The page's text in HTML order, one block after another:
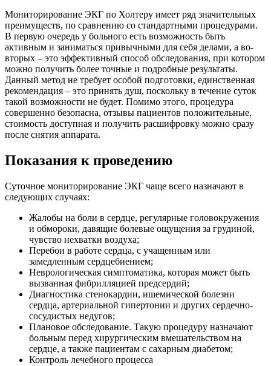
Мониторирование ЭКГ по Холтеру имеет ряд значительных
преимуществ, по сравнению со стандартными процедурами.
В первую очередь у больного есть возможность быть
активным и заниматься привычными для себя делами, а во-
вторых – это эффективный способ обследования, при котором
можно получить более точные и подробные результаты.
Данный метод не требует особой подготовки, единственная
рекомендация – это принять душ, поскольку в течение суток
такой возможности не будет. Помимо этого, процедура
совершенно безопасна, отзывы пациентов положительные,
стоимость доступная и получить расшифровку можно сразу
после снятия аппарата.
Показания к проведению
Суточное мониторирование ЭКГ чаще всего назначают в
следующих случаях:
Жалобы на боли в сердце, регулярные головокружения
и обмороки, давящие болевые ощущения за грудиной,
чувство нехватки воздуха;
Перебои в работе сердца, с учащенным или
замедленным сердцебиением;
Неврологическая симптоматика, которая может быть
вызванная фибрилляцией предсердий;
Диагностика стенокардии, ишемической болезни
сердца, артериальной гипертонии и других сердечно-
сосудистых недугов;
Плановое обследование. Такую процедуру назначают
больным перед хирургическим вмешательством на
сердце, а также пациентам с сахарным диабетом;
Контроль лечебного процесса